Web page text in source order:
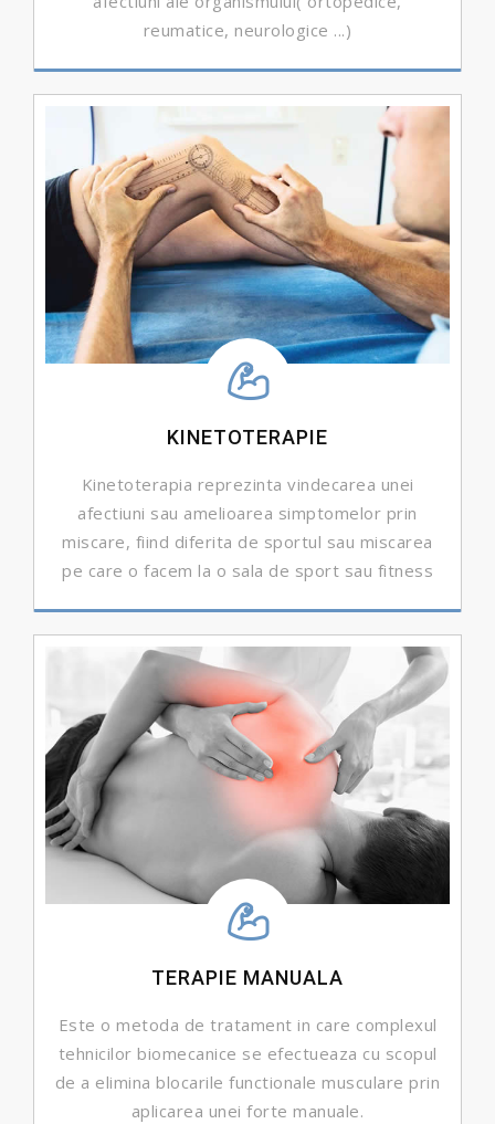
reumatice, neurologice ...)
DETALII ...
KINETOTERAPIE
Kinetoterapia reprezinta vindecarea unei
afectiuni sau amelioarea simptomelor prin
miscare, fiind diferita de sportul sau miscarea
pe care o facem la o sala de sport sau fitness
DETALII ...
TERAPIE MANUALA
Este o metoda de tratament in care complexul
tehnicilor biomecanice se efectueaza cu scopul
de a elimina blocarile functionale musculare prin
aplicarea unei forte manuale.